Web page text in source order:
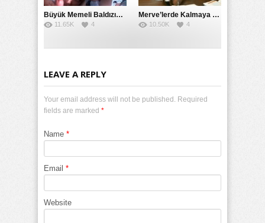
Büyük Memeli Baldızının Takipçilerinin Çoğalması İçin Yardım Etti
11.65K 4
Merve’lerde Kalmaya Gelen Liseli Kız Fanteziyi Dibine Verdirdi
10.50K 4
LEAVE A REPLY
Your email address will not be published. Required
fields are marked *
Name *
Email *
Website